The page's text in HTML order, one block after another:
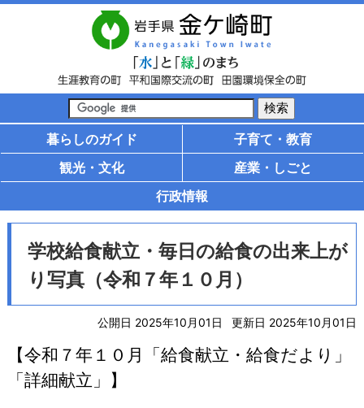
暮らしのガイド
子育て・教育
観光・文化
産業・しごと
行政情報
学校給食献立・毎日の給食の出来上が
り写真（令和７年１０月）
公開日 2025年10月01日 更新日 2025年10月01日
【令和７年１０月「給食献立・給食だより」
「詳細献立」】